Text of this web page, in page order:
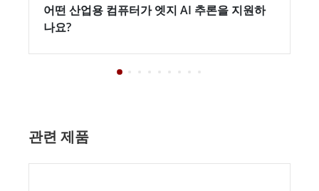
어떤 산업용 컴퓨터가 엣지 AI 추론을 지원하
나요?
관련 제품